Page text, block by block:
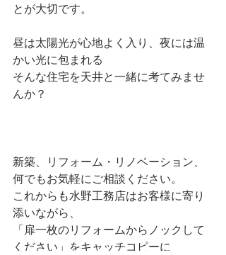
とが大切です。
昼は太陽光が心地よく入り、夜には温
かい光に包まれる
そんな住宅を天井と一緒に考てみませ
んか？
新築、リフォーム・リノベーション、
何でもお気軽にご相談ください。
これからも水野工務店はお客様に寄り
添いながら、
「扉一枚のリフォームからノックして
ください」をキャッチコピーに